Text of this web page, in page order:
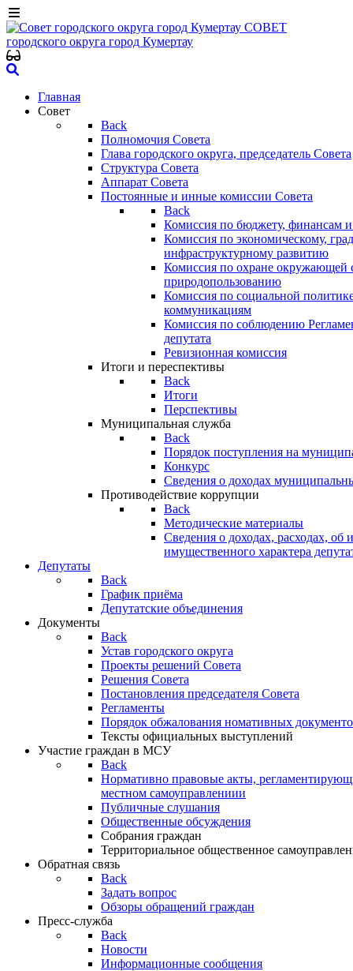
СОВЕТ
городского округа город Кумертау
Главная
Совет
Back
Полномочия Совета
Глава городского округа, председатель Совета
Структура Совета
Аппарат Совета
Постоянные и инные комиссии Совета
Back
Комиссия по бюджету, финансам и
Комиссия по экономическому,
инфраструктурному развитию
Комиссия по охране окружающей
природопользованию
Комиссия по социальной
коммуникациям
Комиссия по соблюдению
депутата
Ревизионная комиссия
Итоги и переспективы
Back
Итоги
Перспективы
Муниципальная служба
Back
Порядок поступления на
Конкурс
Сведения о доходах
Противодействие коррупции
Back
Методические материалы
Сведения о доходах, расходах, об
имущественного характера
Депутаты
Back
График приёма
Депутатские объединения
Документы
Back
Устав городского округа
Проекты решений Совета
Решения Совета
Постановления председателя Совета
Регламенты
Порядок обжалования номативных
Тексты официальных выступлений
Участие граждан в МСУ
Back
Нормативно правовые акты,
местном самоуправлениии
Публичные слушания
Общественные обсуждения
Собрания граждан
Территориальное общественное
Обратная связь
Back
Задать вопрос
Обзоры обращений граждан
Пресс-служба
Back
Новости
Информационные сообщения